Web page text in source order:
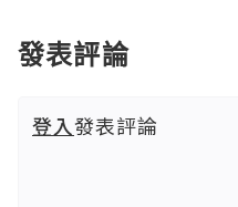
發表評論
登入發表評論